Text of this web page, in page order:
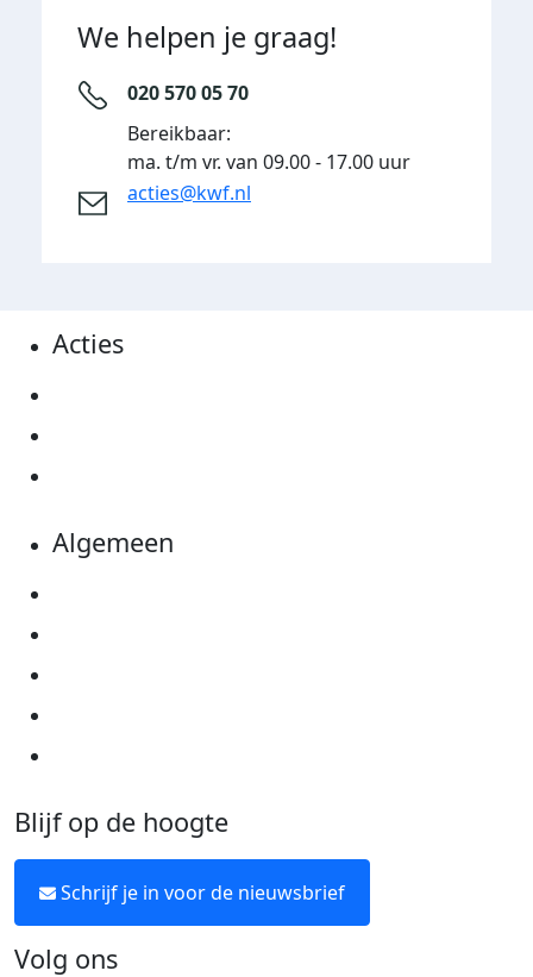
We helpen je graag!
020 570 05 70
Bereikbaar:
ma. t/m vr. van 09.00 - 17.00 uur
acties@kwf.nl
Acties
Algemeen
Blijf op de hoogte
Schrijf je in voor de nieuwsbrief
Volg ons